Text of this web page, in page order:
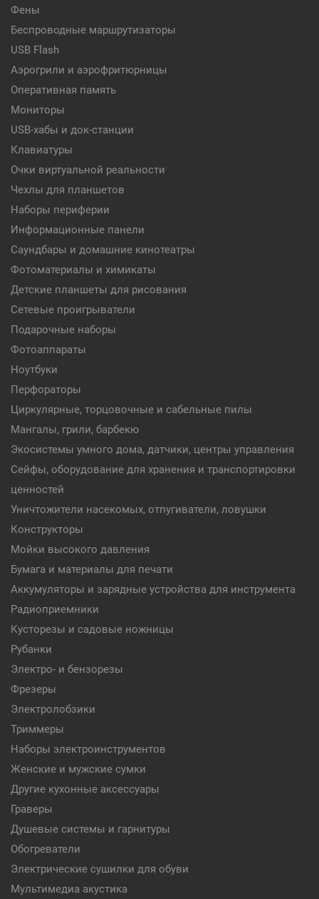
Фены
Беспроводные маршрутизаторы
USB Flash
Аэрогрили и аэрофритюрницы
Оперативная память
Мониторы
USB-хабы и док-станции
Клавиатуры
Очки виртуальной реальности
Чехлы для планшетов
Наборы периферии
Информационные панели
Саундбары и домашние кинотеатры
Фотоматериалы и химикаты
Детские планшеты для рисования
Сетевые проигрыватели
Подарочные наборы
Фотоаппараты
Ноутбуки
Перфораторы
Циркулярные, торцовочные и сабельные пилы
Мангалы, грили, барбекю
Экосистемы умного дома, датчики, центры управления
Сейфы, оборудование для хранения и транспортировки
ценностей
Уничтожители насекомых, отпугиватели, ловушки
Конструкторы
Мойки высокого давления
Бумага и материалы для печати
Аккумуляторы и зарядные устройства для инструмента
Радиоприемники
Кусторезы и садовые ножницы
Рубанки
Электро- и бензорезы
Фрезеры
Электролобзики
Триммеры
Наборы электроинструментов
Женские и мужские сумки
Другие кухонные аксессуары
Граверы
Душевые системы и гарнитуры
Обогреватели
Электрические сушилки для обуви
Мультимедиа акустика